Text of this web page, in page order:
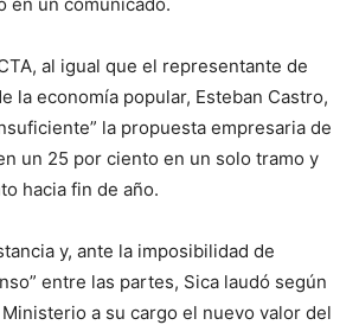
al igual que el representante de
la economía popular, Esteban Castro,
la propuesta empresaria de
un 25 por ciento en un solo tramo y
hacia fin de año.
y, ante la imposibilidad de
entre las partes, Sica laudó según
a su cargo el nuevo valor del